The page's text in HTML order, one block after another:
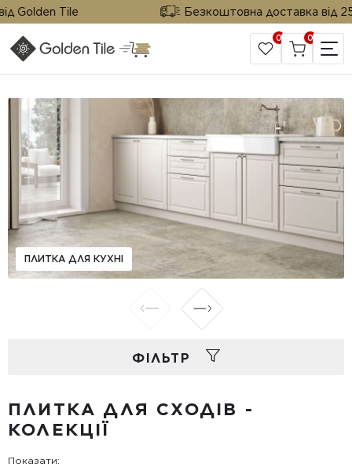
Golden Tile Безкоштовна доставка від 25
САЙТ КОМПАНІЇ
0 0
ПЛИТКА ДЛЯ КУХНІ
ФIЛЬТР
ПЛИТКА ДЛЯ СХОДІВ -
КОЛЕКЦІЇ
Показати: